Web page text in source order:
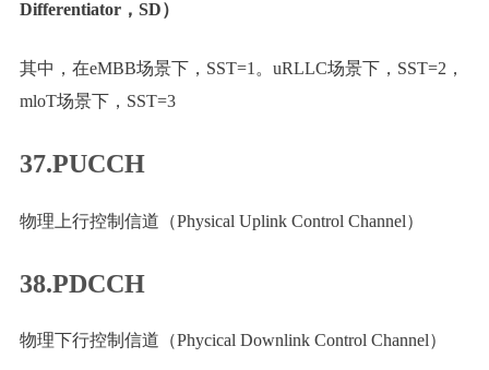
Differentiator，SD）
其中，在eMBB场景下，SST=1。uRLLC场景下，SST=2，
mloT场景下，SST=3
37.PUCCH
物理上行控制信道（Physical Uplink Control Channel）
38.PDCCH
物理下行控制信道（Phycical Downlink Control Channel）